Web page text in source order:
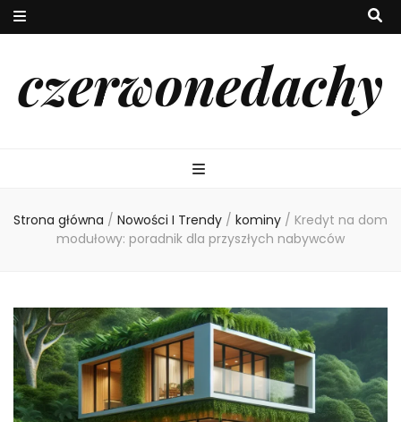
czerwonedachy
Strona główna / Nowości I Trendy / kominy / Kredyt na dom
modułowy: poradnik dla przyszłych nabywców